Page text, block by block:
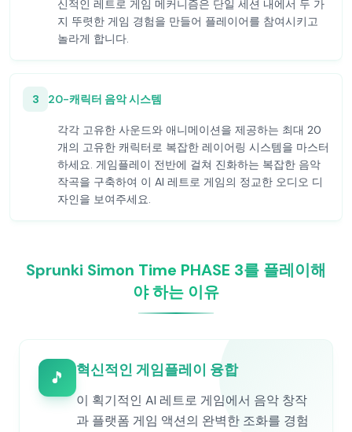
신적인 레트로 게임 메커니즘은 단일 세션 내에서 두 가
지 뚜렷한 게임 경험을 만들어 플레이어를 참여시키고
놀라게 합니다.
3 20-캐릭터 음악 시스템
각각 고유한 사운드와 애니메이션을 제공하는 최대 20
개의 고유한 캐릭터로 복잡한 레이어링 시스템을 마스터
하세요. 게임플레이 전반에 걸쳐 진화하는 복잡한 음악
작곡을 구축하여 이 AI 레트로 게임의 정교한 오디오 디
자인을 보여주세요.
Sprunki Simon Time PHASE 3를 플레이해
야 하는 이유
🎵 혁신적인 게임플레이 융합
이 획기적인 AI 레트로 게임에서 음악 창작
과 플랫폼 게임 액션의 완벽한 조화를 경험